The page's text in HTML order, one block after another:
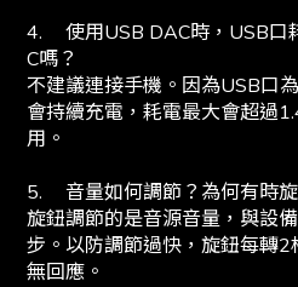
4.
使用USB DAC時，USB口
C嗎？
不建議連接手機。因為USB口
會持續充電，耗電最大會超過
用。
5.
音量如何調節？為何有時
旋鈕調節的是音源音量，與設
步。以防調節過快，旋鈕每轉
無回應。